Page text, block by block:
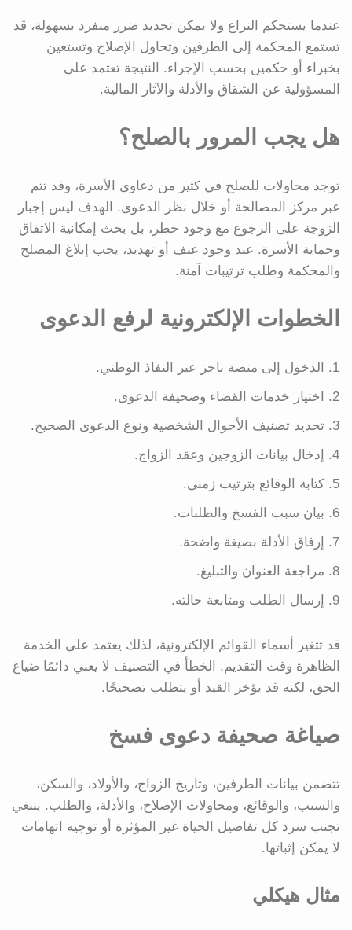
عندما يستحكم النزاع ولا يمكن تحديد ضرر منفرد بسهولة، قد
تستمع المحكمة إلى الطرفين وتحاول الإصلاح وتستعين
بخبراء أو حكمين بحسب الإجراء. النتيجة تعتمد على
المسؤولية عن الشقاق والأدلة والآثار المالية.
هل يجب المرور بالصلح؟
توجد محاولات للصلح في كثير من دعاوى الأسرة، وقد تتم
عبر مركز المصالحة أو خلال نظر الدعوى. الهدف ليس إجبار
الزوجة على الرجوع مع وجود خطر، بل بحث إمكانية الاتفاق
وحماية الأسرة. عند وجود عنف أو تهديد، يجب إبلاغ المصلح
والمحكمة وطلب ترتيبات آمنة.
الخطوات الإلكترونية لرفع الدعوى
الدخول إلى منصة ناجز عبر النفاذ الوطني.
اختيار خدمات القضاء وصحيفة الدعوى.
تحديد تصنيف الأحوال الشخصية ونوع الدعوى الصحيح.
إدخال بيانات الزوجين وعقد الزواج.
كتابة الوقائع بترتيب زمني.
بيان سبب الفسخ والطلبات.
إرفاق الأدلة بصيغة واضحة.
مراجعة العنوان والتبليغ.
إرسال الطلب ومتابعة حالته.
قد تتغير أسماء القوائم الإلكترونية، لذلك يعتمد على الخدمة
الظاهرة وقت التقديم. الخطأ في التصنيف لا يعني دائمًا ضياع
الحق، لكنه قد يؤخر القيد أو يتطلب تصحيحًا.
صياغة صحيفة دعوى فسخ
تتضمن بيانات الطرفين، وتاريخ الزواج، والأولاد، والسكن،
والسبب، والوقائع، ومحاولات الإصلاح، والأدلة، والطلب. ينبغي
تجنب سرد كل تفاصيل الحياة غير المؤثرة أو توجيه اتهامات
لا يمكن إثباتها.
مثال هيكلي